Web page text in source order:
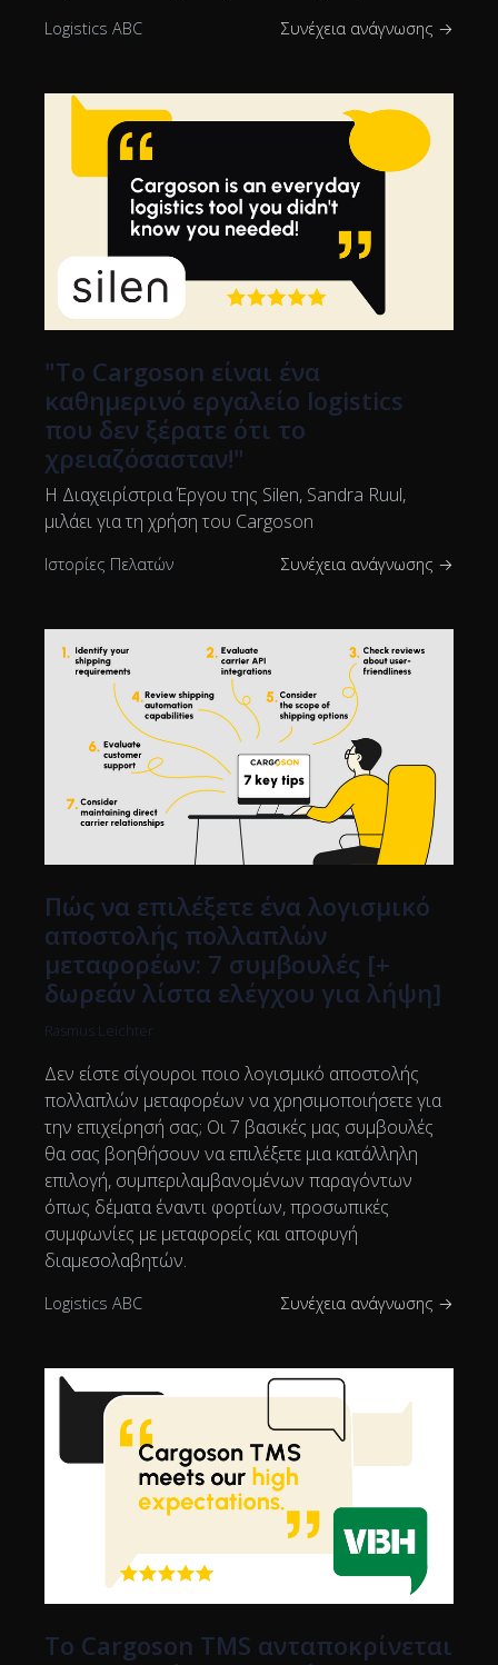
Logistics ABC Συνέχεια ανάγνωσης →
"Το Cargoson είναι ένα
καθημερινό εργαλείο logistics
που δεν ξέρατε ότι το
χρειαζόσασταν!"
Η Διαχειρίστρια Έργου της Silen, Sandra Ruul,
μιλάει για τη χρήση του Cargoson
Ιστορίες Πελατών Συνέχεια ανάγνωσης →
Πώς να επιλέξετε ένα λογισμικό
αποστολής πολλαπλών
μεταφορέων: 7 συμβουλές [+
δωρεάν λίστα ελέγχου για λήψη]
Rasmus Leichter
Δεν είστε σίγουροι ποιο λογισμικό αποστολής
πολλαπλών μεταφορέων να χρησιμοποιήσετε για
την επιχείρησή σας; Οι 7 βασικές μας συμβουλές
θα σας βοηθήσουν να επιλέξετε μια κατάλληλη
επιλογή, συμπεριλαμβανομένων παραγόντων
όπως δέματα έναντι φορτίων, προσωπικές
συμφωνίες με μεταφορείς και αποφυγή
διαμεσολαβητών.
Logistics ABC Συνέχεια ανάγνωσης →
Το Cargoson TMS ανταποκρίνεται